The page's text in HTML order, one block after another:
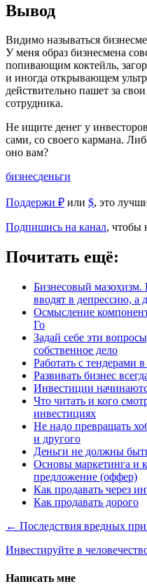
Вывод
Видимо называться
У меня образ бизнесмена
попивающим коктейль,
и иногда открывающем
действительно пашет за
сотрудника.
Не ищите денег у
сами, со своего кармана.
оно вам?
бизнесденьги
Поддержи ₽ или $, это
Подпишись на канал, чтобы
Почитать ещё:
Бизнесовый
вводят в депрессию, а
Осмысление
Го
Задай себе эти
собственное дело
Работать с тендерами
Развивать бизнес
Инвестиции
Что читать и кого
инвестициях
Не надо превращать
и другого
Деньги не должны
Основы маркетинга и
предложение (оффер)
Как продавать через
Как продавать дорого
← Последствия вредных
Инвестируйте в
Написать мне